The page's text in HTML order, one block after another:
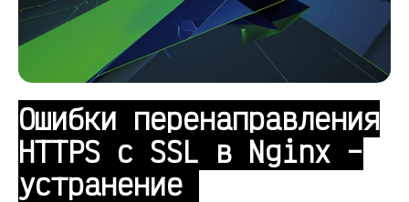
Ошибки перенаправления
HTTPS с SSL в Nginx –
устранение